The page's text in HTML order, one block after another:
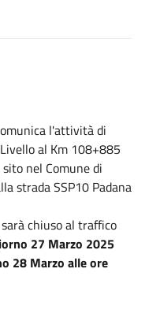
l'attività di
al Km 108+885
nel Comune di
strada SSP10 Padana
chiuso al traffico
27 Marzo 2025
28 Marzo alle ore